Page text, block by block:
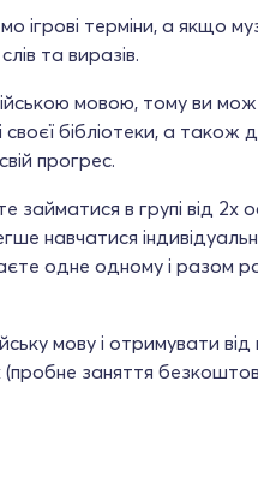
ігрові терміни, а якщо
та виразів.
мовою, тому ви
бібліотеки, а також
прогрес.
займатися в групі від 2х
навчатися
одне одному і разом
мову і отримувати від
заняття